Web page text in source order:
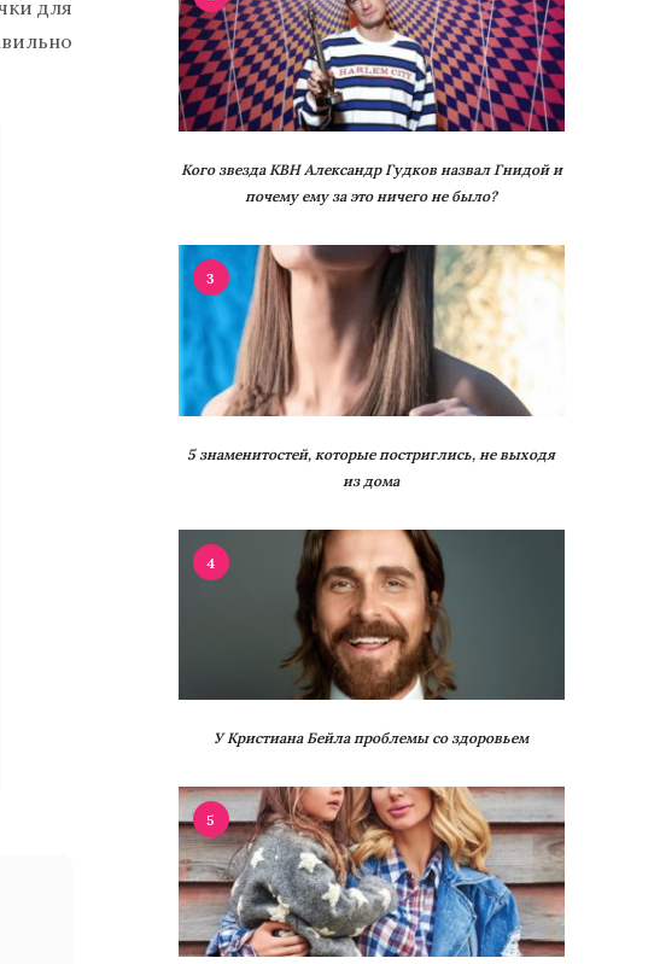
для
Кого звезда КВН Александр Гудков назвал Гнидой и
почему ему за это ничего не было?
3
5 знаменитостей, которые постриглись, не выходя
из дома
4
У Кристиана Бейла проблемы со здоровьем
5